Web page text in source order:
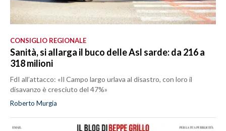
CONSIGLIO REGIONALE
Sanità, si allarga il buco delle Asl sarde: da 216 a
318 milioni
FdI all’attacco: «Il Campo largo urlava al disastro, con loro il
disavanzo è cresciuto del 47%»
Roberto Murgia